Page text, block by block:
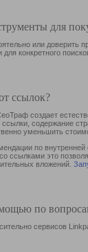
для
или доверить
конкретного
ссылок?
создает
содержание
уменьшить
по внутренней
ссылками это
вложений.
по
сервисов